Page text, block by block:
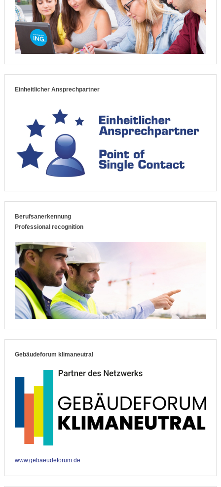
Einheitlicher Ansprechpartner
Berufsanerkennung
Professional recognition
Gebäudeforum klimaneutral
www.gebaeudeforum.de